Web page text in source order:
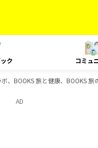
ク コミュ
BOOKS 旅と健康、BOOKS 旅
AD